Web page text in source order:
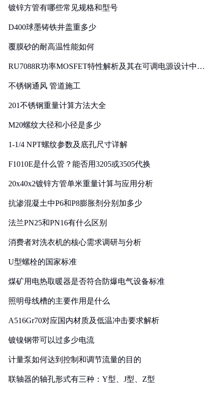
镀锌方管有哪些常见规格和型号
D400球墨铸铁井盖重多少
覆膜砂的耐高温性能如何
RU7088R功率MOSFET特性解析及其在可调电源设计中的
不锈钢通风 管道施工
201不锈钢重量计算方法大全
M20螺纹大径和小径是多少
1-1/4 NPT螺纹参数及底孔尺寸详解
F1010E是什么管？能否用3205或3505代换
20x40x2镀锌方管单米重量计算与应用分析
抗渗混凝土中P6和P8膨胀剂分别加多少
法兰PN25和PN16有什么区别
消费者对洗衣机的核心需求调研与分析
U型螺栓的国家标准
煤矿用电热取暖器是否符合防爆电气设备标准
照明母线槽的主要作用是什么
A516Gr70对应国内材质及低温冲击要求解析
镀镍钢带可以过多少电流
计量泵如何达到控制和调节流量的目的
联轴器的轴孔形式有三种：Y型、J型、Z型